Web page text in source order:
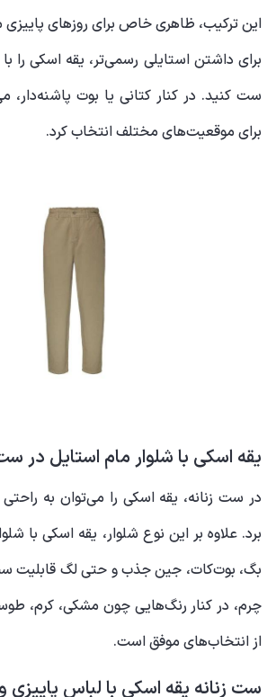
این ترکیب، ظاهری خاص برای روزهای
برای داشتن استایلی رسمی‌تر، یقه اسکی را
ست کنید. در کنار کتانی یا بوت پاشنه‌دار،
برای موقعیت‌های مختلف انتخاب کرد.
یقه اسکی با شلوار مام استایل در
در ست زنانه، یقه اسکی را می‌توان به راحتی
برد. علاوه بر این نوع شلوار، یقه اسکی با
بگ، بوت‌کات، جین جذب و حتی لگ قابلیت
چرم، در کنار رنگ‌هایی چون مشکی، کرم،
از انتخاب‌های موفق است.
ست زنانه یقه اسکی با لباس پاییزی